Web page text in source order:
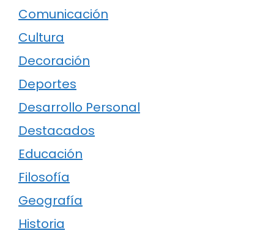
Comunicación
Cultura
Decoración
Deportes
Desarrollo Personal
Destacados
Educación
Filosofía
Geografía
Historia